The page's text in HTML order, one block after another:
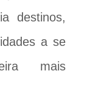
destinos,
a se
mais